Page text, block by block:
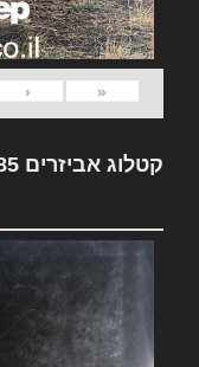
«
‹
קטלוג אביזרים Jeep 1985